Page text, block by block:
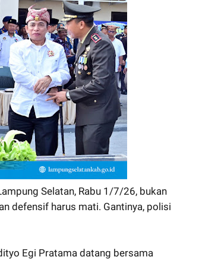
Selatan, Rabu 1/7/26, bukan
defensif harus mati. Gantinya, polisi
Egi Pratama datang bersama